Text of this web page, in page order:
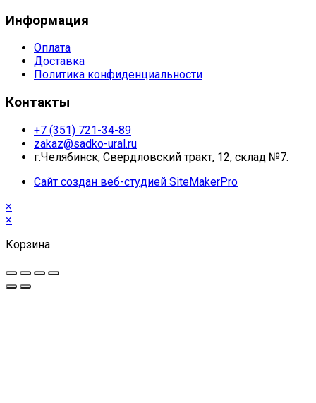
Информация
Оплата
Доставка
Политика конфиденциальности
Контакты
+7 (351) 721-34-89
zakaz@sadko-ural.ru
г.Челябинск, Свердловский тракт, 12, склад №7.
Сайт создан веб-студией SiteMakerPro
×
×
Корзина